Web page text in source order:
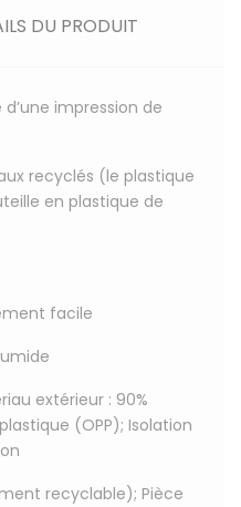
DU PRODUIT
impression de
recyclés (le plastique
en plastique de
facile
extérieur : 90%
(OPP); Isolation
recyclable); Pièce